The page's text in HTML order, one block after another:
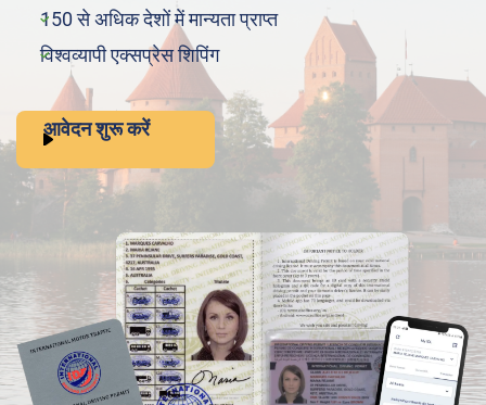
150 से अधिक देशों में मान्यता प्राप्त
विश्वव्यापी एक्सप्रेस शिपिंग
आवेदन शुरू करें